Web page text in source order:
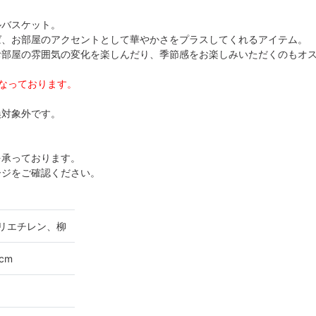
スケット。
お部屋のアクセントとして華やかさをプラスしてくれるアイテム。
屋の雰囲気の変化を楽しんだり、季節感をお楽しみいただくのもオ
ております。
象外です。
っております。
をご確認ください。
エチレン、柳